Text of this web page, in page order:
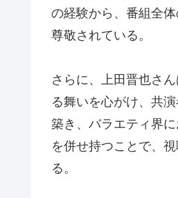
の経験から、番組全
尊敬されている。
さらに、上田晋也さ
る舞いを心がけ、共
築き、バラエティ界
を併せ持つことで、
る。